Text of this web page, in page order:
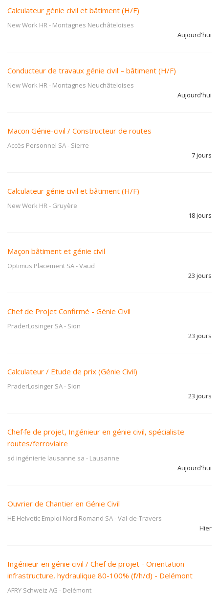
Calculateur génie civil et bâtiment (H/F)
New Work HR- Montagnes Neuchâteloises
Aujourd'hui
Conducteur de travaux génie civil – bâtiment (H/F)
New Work HR- Montagnes Neuchâteloises
Aujourd'hui
Macon Génie-civil / Constructeur de routes
Accès Personnel SA- Sierre
7 jours
Calculateur génie civil et bâtiment (H/F)
New Work HR- Gruyère
18 jours
Maçon bâtiment et génie civil
Optimus Placement SA-Vaud
23 jours
Chef de Projet Confirmé - Génie Civil
PraderLosinger SA- Sion
23 jours
Calculateur / Etude de prix (Génie Civil)
PraderLosinger SA- Sion
23 jours
Chef·fe de projet, Ingénieur en génie civil, spécialiste
routes/ferroviaire
sd ingénierie lausanne sa - Lausanne
Aujourd'hui
Ouvrier de Chantier en Génie Civil
HE Helvetic Emploi Nord Romand SA-Val-de-Travers
Hier
Ingénieur en génie civil / Chef de projet - Orientation
infrastructure, hydraulique 80-100% (f/h/d) - Delémont
AFRY Schweiz AG - Delémont